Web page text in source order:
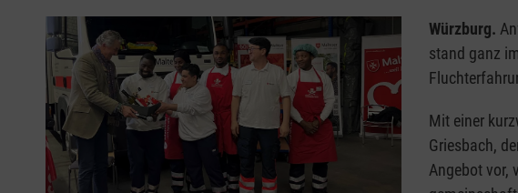
Würzburg.
stand ganz
Mit einer
Griesbach,
Angebot vor,